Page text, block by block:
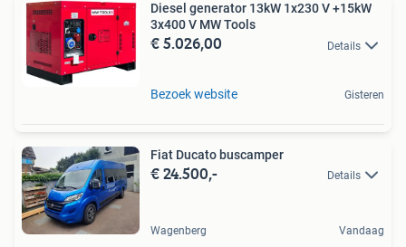
Diesel generator 13kW 1x230 V +15kW
3x400 V MW Tools
€ 5.026,00 Details
Bezoek website Gisteren
Fiat Ducato buscamper
€ 24.500,- Details
Wagenberg Vandaag